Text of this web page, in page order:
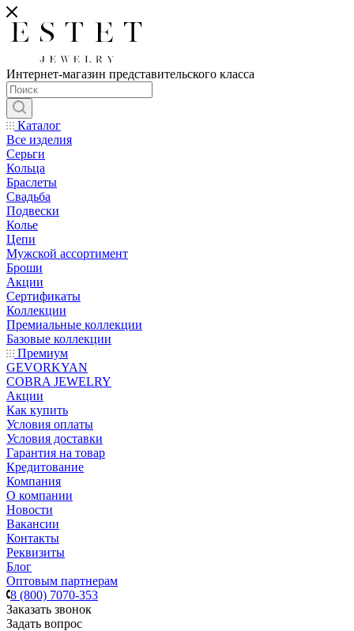
Интернет-магазин представительского класса
Каталог
Все изделия
Серьги
Кольца
Браслеты
Свадьба
Подвески
Колье
Цепи
Мужской ассортимент
Броши
Акции
Сертификаты
Коллекции
Премиальные коллекции
Базовые коллекции
Премиум
GEVORKYAN
COBRA JEWELRY
Акции
Как купить
Условия оплаты
Условия доставки
Гарантия на товар
Кредитование
Компания
О компании
Новости
Вакансии
Контакты
Реквизиты
Блог
Оптовым партнерам
8 (800) 7070-353
Заказать звонок
Задать вопрос